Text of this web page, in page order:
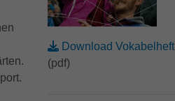
Download Vokabelheft
(pdf)